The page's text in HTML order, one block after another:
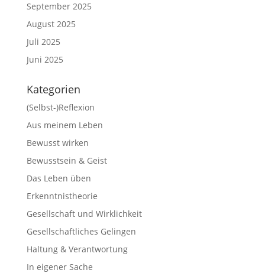
September 2025
August 2025
Juli 2025
Juni 2025
Kategorien
(Selbst-)Reflexion
Aus meinem Leben
Bewusst wirken
Bewusstsein & Geist
Das Leben üben
Erkenntnistheorie
Gesellschaft und Wirklichkeit
Gesellschaftliches Gelingen
Haltung & Verantwortung
In eigener Sache